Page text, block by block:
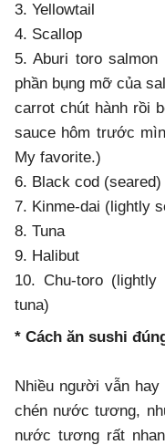
3. Yellowtail
4. Scallop
5. Aburi toro
phần bụng mỡ của
carrot chút hành rồi
sauce hôm trước
My favorite.)
6. Black cod (seared)
7. Kinme-dai (lightly
8. Tuna
9. Halibut
10. Chu-toro
tuna)
* Cách ăn sushi
Nhiều người vẫn hay
chén nước tương,
nước tương rất